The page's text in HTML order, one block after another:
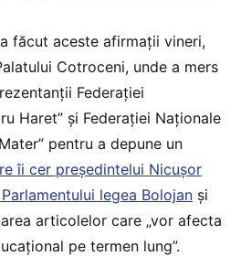
făcut aceste afirmații vineri,
Cotroceni, unde a mers
Federației
Haret” și Federației Naționale
pentru a depune un
îi cer președintelui Nicușor
legea Bolojan și
articolelor care „vor afecta
pe termen lung”.